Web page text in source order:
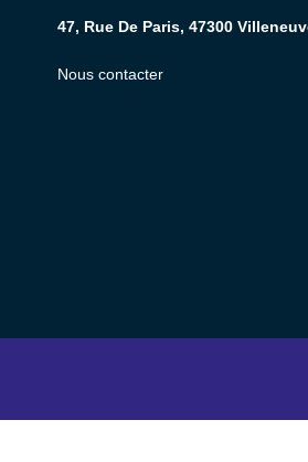
47, Rue De Paris, 47300
Nous contacter